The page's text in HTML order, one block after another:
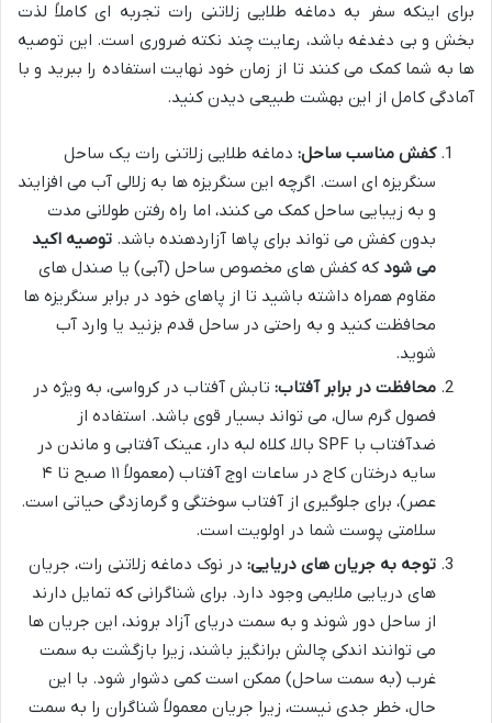
برای اینکه سفر به دماغه طلایی زلاتنی رات تجربه ای کاملاً لذت
بخش و بی دغدغه باشد، رعایت چند نکته ضروری است. این توصیه
ها به شما کمک می کنند تا از زمان خود نهایت استفاده را ببرید و با
آمادگی کامل از این بهشت طبیعی دیدن کنید.
کفش مناسب ساحل: دماغه طلایی زلاتنی رات یک ساحل
سنگریزه ای است. اگرچه این سنگریزه ها به زلالی آب می افزایند
و به زیبایی ساحل کمک می کنند، اما راه رفتن طولانی مدت
بدون کفش می تواند برای پاها آزاردهنده باشد. توصیه اکید
می شود که کفش های مخصوص ساحل (آبی) یا صندل های
مقاوم همراه داشته باشید تا از پاهای خود در برابر سنگریزه ها
محافظت کنید و به راحتی در ساحل قدم بزنید یا وارد آب
شوید.
محافظت در برابر آفتاب: تابش آفتاب در کرواسی، به ویژه در
فصول گرم سال، می تواند بسیار قوی باشد. استفاده از
ضدآفتاب با SPF بالا، کلاه لبه دار، عینک آفتابی و ماندن در
سایه درختان کاج در ساعات اوج آفتاب (معمولاً ۱۱ صبح تا ۴
عصر)، برای جلوگیری از آفتاب سوختگی و گرمازدگی حیاتی است.
سلامتی پوست شما در اولویت است.
توجه به جریان های دریایی: در نوک دماغه زلاتنی رات، جریان
های دریایی ملایمی وجود دارد. برای شناگرانی که تمایل دارند
از ساحل دور شوند و به سمت دریای آزاد بروند، این جریان ها
می توانند اندکی چالش برانگیز باشند، زیرا بازگشت به سمت
غرب (به سمت ساحل) ممکن است کمی دشوار شود. با این
حال، خطر جدی نیست، زیرا جریان معمولاً شناگران را به سمت